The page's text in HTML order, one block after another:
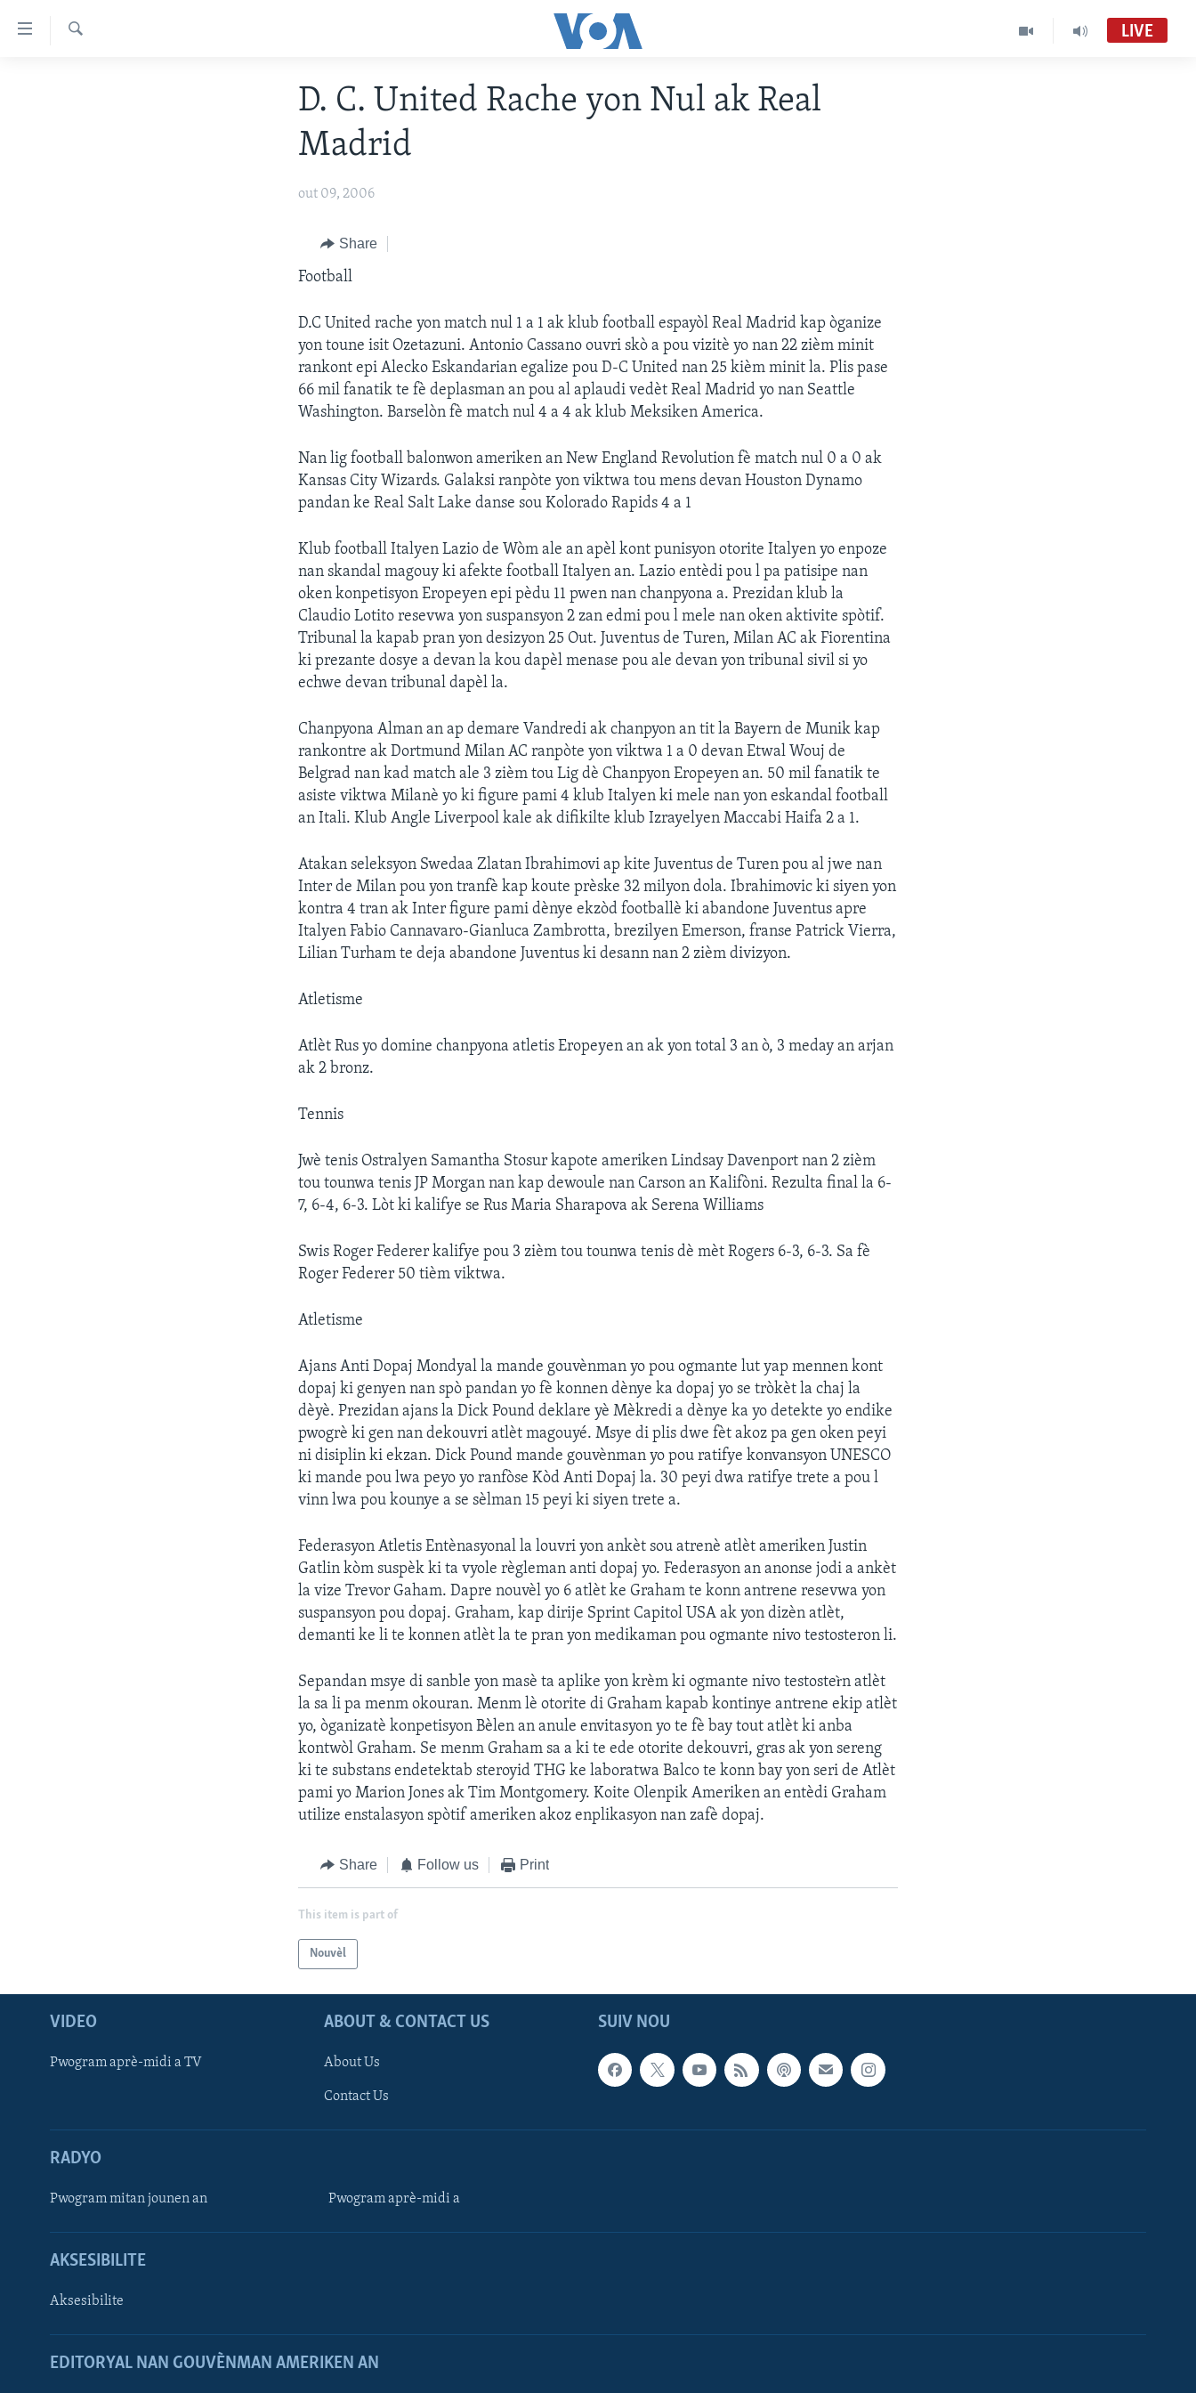
LIVE
D. C. United Rache yon Nul ak Real
Madrid
out 09, 2006
Share
Football
D.C United rache yon match nul 1 a 1 ak klub football espayòl Real Madrid kap òganize
yon toune isit Ozetazuni. Antonio Cassano ouvri skò a pou vizitè yo nan 22 zièm minit
rankont epi Alecko Eskandarian egalize pou D-C United nan 25 kièm minit la. Plis pase
66 mil fanatik te fè deplasman an pou al aplaudi vedèt Real Madrid yo nan Seattle
Washington. Barselòn fè match nul 4 a 4 ak klub Meksiken America.
Nan lig football balonwon ameriken an New England Revolution fè match nul 0 a 0 ak
Kansas City Wizards. Galaksi ranpòte yon viktwa tou mens devan Houston Dynamo
pandan ke Real Salt Lake danse sou Kolorado Rapids 4 a 1
Klub football Italyen Lazio de Wòm ale an apèl kont punisyon otorite Italyen yo enpoze
nan skandal magouy ki afekte football Italyen an. Lazio entèdi pou l pa patisipe nan
oken konpetisyon Eropeyen epi pèdu 11 pwen nan chanpyona a. Prezidan klub la
Claudio Lotito resevwa yon suspansyon 2 zan edmi pou l mele nan oken aktivite spòtif.
Tribunal la kapab pran yon desizyon 25 Out. Juventus de Turen, Milan AC ak Fiorentina
ki prezante dosye a devan la kou dapèl menase pou ale devan yon tribunal sivil si yo
echwe devan tribunal dapèl la.
Chanpyona Alman an ap demare Vandredi ak chanpyon an tit la Bayern de Munik kap
rankontre ak Dortmund Milan AC ranpòte yon viktwa 1 a 0 devan Etwal Wouj de
Belgrad nan kad match ale 3 zièm tou Lig dè Chanpyon Eropeyen an. 50 mil fanatik te
asiste viktwa Milanè yo ki figure pami 4 klub Italyen ki mele nan yon eskandal football
an Itali. Klub Angle Liverpool kale ak difikilte klub Izrayelyen Maccabi Haifa 2 a 1.
Atakan seleksyon Swedaa Zlatan Ibrahimovi ap kite Juventus de Turen pou al jwe nan
Inter de Milan pou yon tranfè kap koute prèske 32 milyon dola. Ibrahimovic ki siyen yon
kontra 4 tran ak Inter figure pami dènye ekzòd footballè ki abandone Juventus apre
Italyen Fabio Cannavaro-Gianluca Zambrotta, brezilyen Emerson, franse Patrick Vierra,
Lilian Turham te deja abandone Juventus ki desann nan 2 zièm divizyon.
Atletisme
Atlèt Rus yo domine chanpyona atletis Eropeyen an ak yon total 3 an ò, 3 meday an arjan
ak 2 bronz.
Tennis
Jwè tenis Ostralyen Samantha Stosur kapote ameriken Lindsay Davenport nan 2 zièm
tou tounwa tenis JP Morgan nan kap dewoule nan Carson an Kalifòni. Rezulta final la 6-
7, 6-4, 6-3. Lòt ki kalifye se Rus Maria Sharapova ak Serena Williams
Swis Roger Federer kalifye pou 3 zièm tou tounwa tenis dè mèt Rogers 6-3, 6-3. Sa fè
Roger Federer 50 tièm viktwa.
Atletisme
Ajans Anti Dopaj Mondyal la mande gouvènman yo pou ogmante lut yap mennen kont
dopaj ki genyen nan spò pandan yo fè konnen dènye ka dopaj yo se tròkèt la chaj la
dèyè. Prezidan ajans la Dick Pound deklare yè Mèkredi a dènye ka yo detekte yo endike
pwogrè ki gen nan dekouvri atlèt magouyé. Msye di plis dwe fèt akoz pa gen oken peyi
ni disiplin ki ekzan. Dick Pound mande gouvènman yo pou ratifye konvansyon UNESCO
ki mande pou lwa peyo yo ranfòse Kòd Anti Dopaj la. 30 peyi dwa ratifye trete a pou l
vinn lwa pou kounye a se sèlman 15 peyi ki siyen trete a.
Federasyon Atletis Entènasyonal la louvri yon ankèt sou atrenè atlèt ameriken Justin
Gatlin kòm suspèk ki ta vyole règleman anti dopaj yo. Federasyon an anonse jodi a ankèt
la vize Trevor Gaham. Dapre nouvèl yo 6 atlèt ke Graham te konn antrene resevwa yon
suspansyon pou dopaj. Graham, kap dirije Sprint Capitol USA ak yon dizèn atlèt,
demanti ke li te konnen atlèt la te pran yon medikaman pou ogmante nivo testosteron li.
Sepandan msye di sanble yon masè ta aplike yon krèm ki ogmante nivo testoster̀n atlèt
la sa li pa menm okouran. Menm lè otorite di Graham kapab kontinye antrene ekip atlèt
yo, òganizatè konpetisyon Bèlen an anule envitasyon yo te fè bay tout atlèt ki anba
kontwòl Graham. Se menm Graham sa a ki te ede otorite dekouvri, gras ak yon sereng
ki te substans endetektab steroyid THG ke laboratwa Balco te konn bay yon seri de Atlèt
pami yo Marion Jones ak Tim Montgomery. Koite Olenpik Ameriken an entèdi Graham
utilize enstalasyon spòtif ameriken akoz enplikasyon nan zafè dopaj.
Share Follow us Print
This item is part of
Nouvèl
SUIV NOU
VIDEO
Pwogram aprè-midi a TV
ABOUT & CONTACT US
About Us
Contact Us
RADYO
Pwogram mitan jounen an Pwogram aprè-midi a
AKSESIBILITE
Aksesibilite
EDITORYAL NAN GOUVÈNMAN AMERIKEN AN